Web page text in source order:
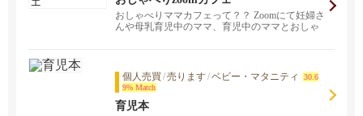
おしゃべりママカフェって？？ Zoomにて妊婦さ
んや母乳育児中のママ、育児中のママとおしゃ
個人売買 /売ります/ベビー・マタニティ
30.6
9% Match
育児本